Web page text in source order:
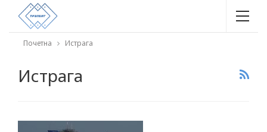
Почетна Истрага
Истрага